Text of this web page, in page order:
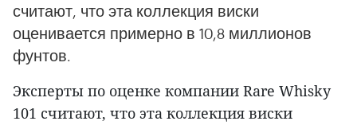
считают, что эта коллекция виски
оценивается примерно в 10,8 миллионов
фунтов.
Эксперты по оценке компании Rare Whisky
101 считают, что эта коллекция виски